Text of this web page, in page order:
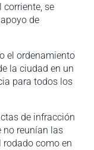
se
de
el ordenamiento
la ciudad en un
para todos los
de infracción
no reunían las
como en